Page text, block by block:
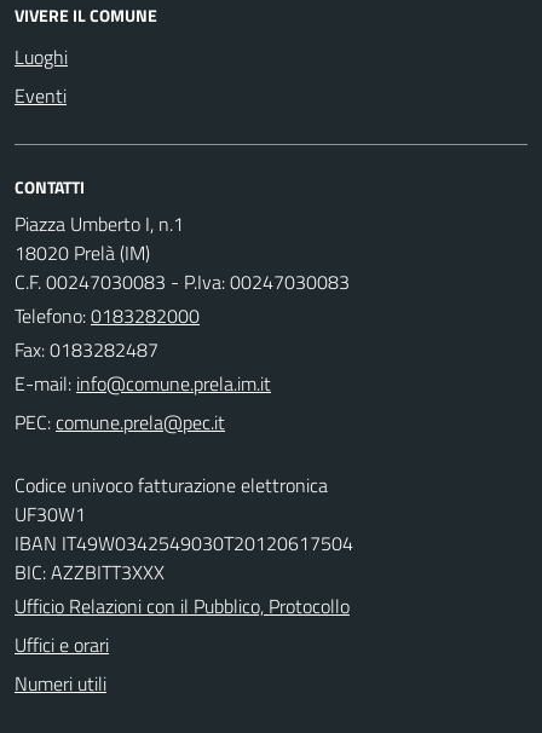
VIVERE IL COMUNE
Luoghi
Eventi
CONTATTI
Piazza Umberto I, n.1
18020 Prelà (IM)
C.F. 00247030083 - P.Iva: 00247030083
Telefono:0183282000
Fax: 0183282487
E-mail:
PEC:
Codice univoco fatturazione elettronica
UF30W1
IBAN IT49W0342549030T20120617504
BIC: AZZBITT3XXX
Ufficio Relazioni con il Pubblico, Protocollo
Uffici e orari
Numeri utili